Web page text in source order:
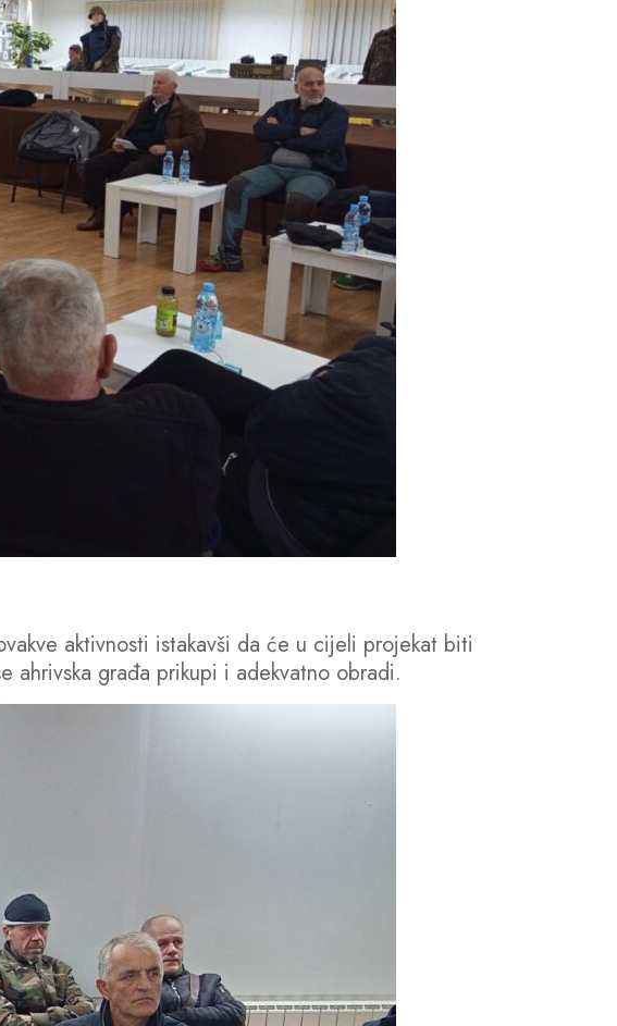
aktivnosti istakavši da će u cijeli projekat biti
ahrivska građa prikupi i adekvatno obradi.